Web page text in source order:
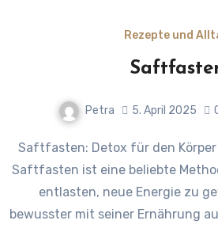
Rezepte und
Petra 5. April 2025
Saftfasten: Detox für den Körper oder nur ein Trend?
Saftfasten ist eine beliebte
entlasten, neue Energie zu
bewusster mit seiner Ernährung